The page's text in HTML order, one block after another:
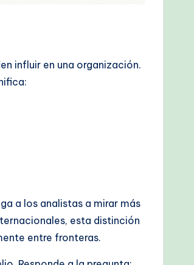
influir en una organización.
a los analistas a mirar más
esta distinción
entre fronteras.